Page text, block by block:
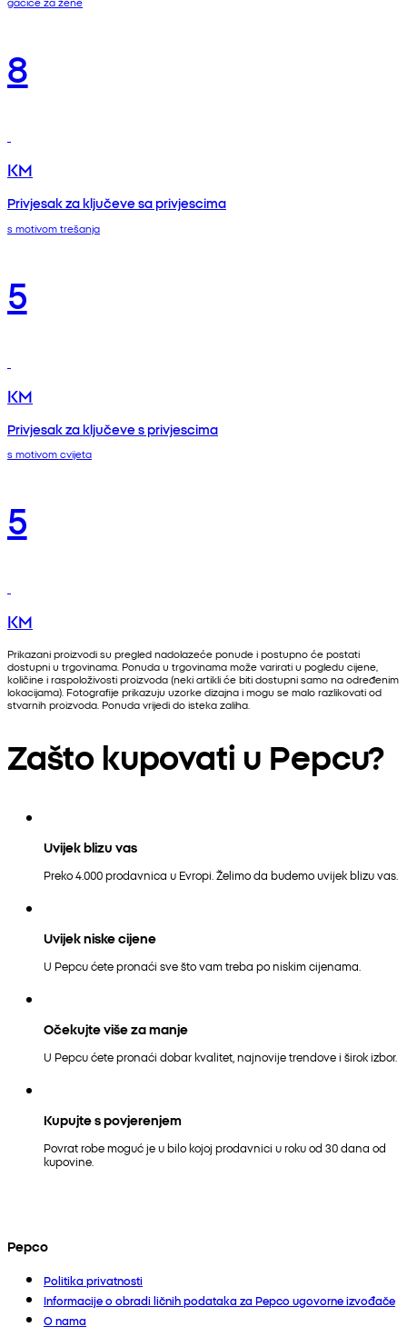
8
KM
Privjesak za ključeve sa privjescima
s motivom trešanja
5
KM
Privjesak za ključeve s privjescima
s motivom cvijeta
5
KM
Prikazani proizvodi su pregled nadolazeće ponude i postupno će postati
dostupni u trgovinama. Ponuda u trgovinama može varirati u pogledu cijene,
količine i raspoloživosti proizvoda (neki artikli će biti dostupni samo na određenim
lokacijama). Fotografije prikazuju uzorke dizajna i mogu se malo razlikovati od
stvarnih proizvoda. Ponuda vrijedi do isteka zaliha.
Zašto kupovati u Pepcu?
Uvijek blizu vas
Preko 4.000 prodavnica u Evropi. Želimo da budemo uvijek blizu vas.
Uvijek niske cijene
U Pepcu ćete pronaći sve što vam treba po niskim cijenama.
Očekujte više za manje
U Pepcu ćete pronaći dobar kvalitet, najnovije trendove i širok izbor.
Kupujte s povjerenjem
Povrat robe moguć je u bilo kojoj prodavnici u roku od 30 dana od
kupovine.
Pepco
Politika privatnosti
Informacije o obradi ličnih podataka za Pepco ugovorne izvođače
O nama